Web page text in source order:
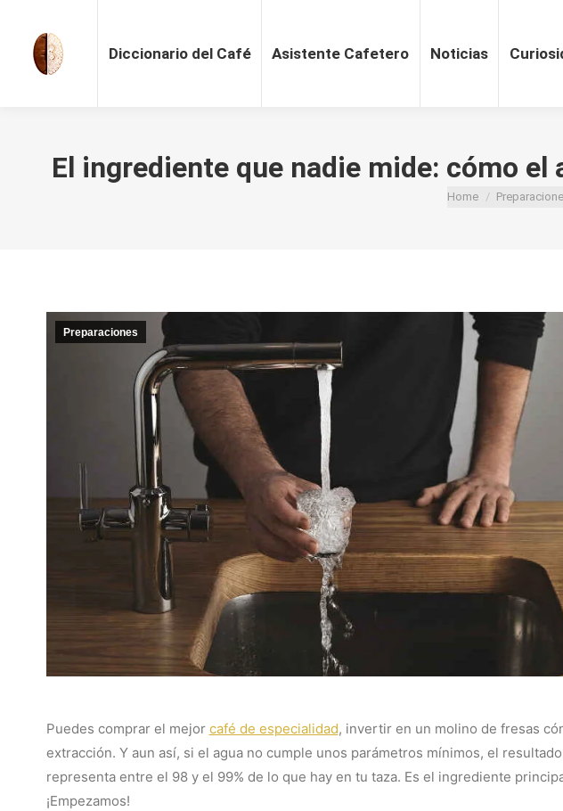
Diccionario del Café Asistente Cafetero Noticias
El ingrediente que nadie mide: cómo
You are here:
Home
Preparaciones
Puedes comprar el mejor café de especialidad, invertir en un molino de fresas
extracción. Y aun así, si el agua no cumple unos parámetros mínimos, el
representa entre el 98 y el 99% de lo que hay en tu taza. Es el ingrediente
¡Empezamos!